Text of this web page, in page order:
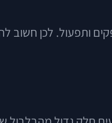
ותפעול. לכן חשוב